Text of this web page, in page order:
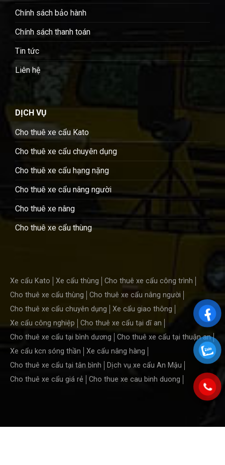
Chính sách bảo hành
Chính sách thanh toán
Tin tức
Liên hệ
DỊCH VỤ
Cho thuê xe cẩu Kato
Cho thuê xe cẩu chuyên dụng
Cho thuê xe cẩu hạng nặng
Cho thuê xe cẩu nâng người
Cho thuê xe nâng
Cho thuê xe cẩu thùng
Xe cẩu Kato Xe cẩu thùng
Cho thuê xe cẩu công trình
Cho thuê xe cẩu thùng
Cho thuê xe cẩu nâng người
Cho thuê xe cẩu chuyên dụng
Xe cẩu giao thông
Xe cẩu công nghiệp
Cho thuê xe cẩu tại dĩ an
Cho thuê xe cẩu tại bình dương
Cho thuê xe cẩu tại thuận an
Xe cẩu kcn sóng thần
Xe cẩu nâng hàng
Cho thuê xe cẩu tại tân bình
Dịch vụ xe cẩu An Mậu
Cho thuê xe cẩu giá rẻ
Cho thue xe cau binh duong